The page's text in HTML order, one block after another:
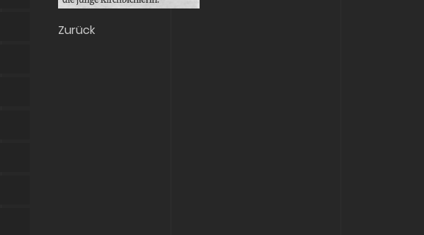
Zurück